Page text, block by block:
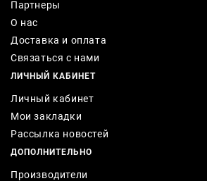
Партнеры
О нас
Доставка и оплата
Связаться с нами
ЛИЧНЫЙ КАБИНЕТ
Личный кабинет
Мои закладки
Рассылка новостей
ДОПОЛНИТЕЛЬНО
Производители